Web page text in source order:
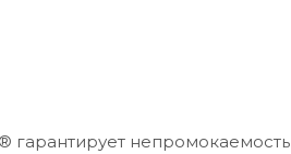
непромокаемость